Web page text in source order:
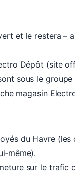
et le restera –
Dépôt (site
sous le
magasin
du Havre
sur le trafic